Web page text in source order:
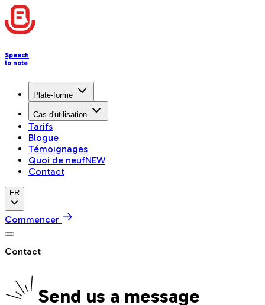
Speech
to note
Plate-forme
Cas d'utilisation
Tarifs
Blogue
Témoignages
Quoi de neufNEW
Contact
FR
Commencer
Contact
Send us a message